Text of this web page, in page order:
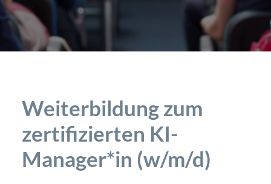
Weiterbildung zum
zertifizierten KI-
Manager*in (w/m/d)